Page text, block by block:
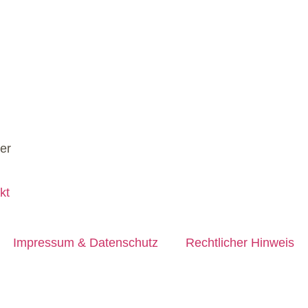
Impressum & Datenschutz Rechtlicher Hinweis